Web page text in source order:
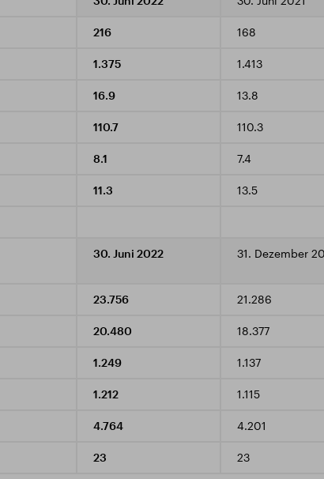
216 168
1.375 1.413
16.9 13.8
110.7 110.3
8.1 7.4
11.3 13.5
30. Juni 2022 31. Dezember
23.756 21.286
20.480 18.377
1.249 1.137
1.212 1.115
4.764 4.201
23 23